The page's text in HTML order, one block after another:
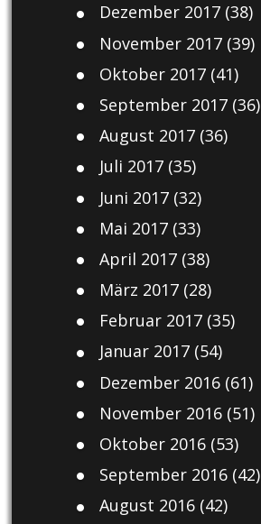
Dezember 2017(38)
November 2017(39)
Oktober 2017(41)
September 2017(36)
August 2017(36)
Juli 2017(35)
Juni 2017(32)
Mai 2017(33)
April 2017(38)
März 2017(28)
Februar 2017(35)
Januar 2017(54)
Dezember 2016(61)
November 2016(51)
Oktober 2016(53)
September 2016(42)
August 2016(42)